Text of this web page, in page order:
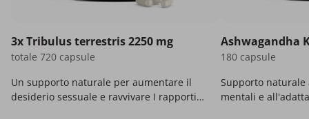
3x Tribulus terrestris 2250 mg
totale 720 capsule
Un supporto naturale per aumentare il
desiderio sessuale e ravvivare I rapporti
Ashwagandha
180 capsule
Supporto naturale
mentali e